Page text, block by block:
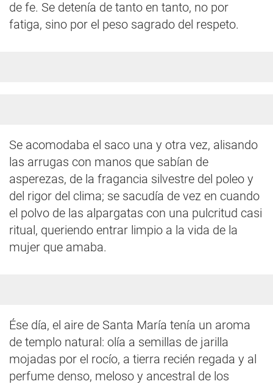
de fe. Se detenía de tanto en tanto, no por
fatiga, sino por el peso sagrado del respeto.
Se acomodaba el saco una y otra vez, alisando
las arrugas con manos que sabían de
asperezas, de la fragancia silvestre del poleo y
del rigor del clima; se sacudía de vez en cuando
el polvo de las alpargatas con una pulcritud casi
ritual, queriendo entrar limpio a la vida de la
mujer que amaba.
Ése día, el aire de Santa María tenía un aroma
de templo natural: olía a semillas de jarilla
mojadas por el rocío, a tierra recién regada y al
perfume denso, meloso y ancestral de los